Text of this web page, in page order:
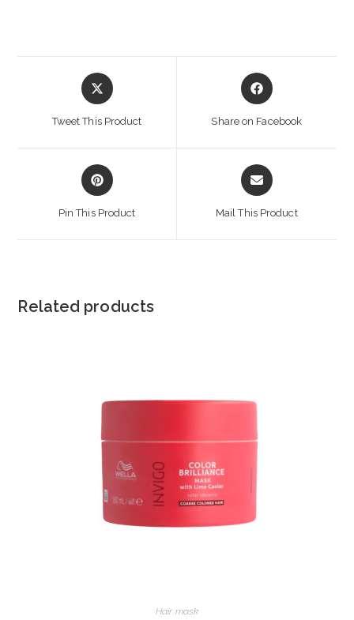
Opens
in
Tweet This Product
Opens
in
Share on Facebook
Opens
in
Pin This Product
Opens
in
Mail This Product
Related products
Hair mask